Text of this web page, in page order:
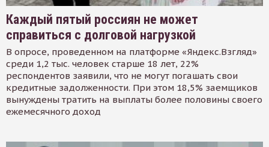
Каждый пятый россиян не может
справиться с долговой нагрузкой
В опросе, проведенном на платформе «Яндекс.Взгляд»
среди 1,2 тыс. человек старше 18 лет, 22%
респондентов заявили, что не могут погашать свои
кредитные задолженности. При этом 18,5% заемщиков
вынуждены тратить на выплаты более половины своего
ежемесячного доход